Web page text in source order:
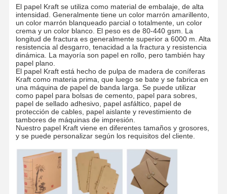
Visita A La
Fábrica
Control De
Calidad
Contáctenos Noticias
Casos De
Trabajo
El Blog
cartulina gris
Tablero a dos caras
Papel compensado
Papel de tablero de marfil
El papel Kraft se utiliza como material de embalaje, de alta
intensidad. Generalmente tiene un color marrón amarillento,
un color marrón blanqueado parcial o totalmente, un color
crema y un color blanco. El peso es de 80-440 gsm. La
longitud de fractura es generalmente superior a 6000 m. Alta
resistencia al desgarro, tenacidad a la fractura y resistencia
dinámica. La mayoría son papel en rollo, pero también hay
papel plano.
El papel Kraft está hecho de pulpa de madera de coníferas
Kraft como materia prima, que luego se bate y se fabrica en
una máquina de papel de banda larga. Se puede utilizar
como papel para bolsas de cemento, papel para sobres,
papel de sellado adhesivo, papel asfáltico, papel de
protección de cables, papel aislante y revestimiento de
tambores de máquinas de impresión.
Nuestro papel Kraft viene en diferentes tamaños y grosores,
y se puede personalizar según los requisitos del cliente.